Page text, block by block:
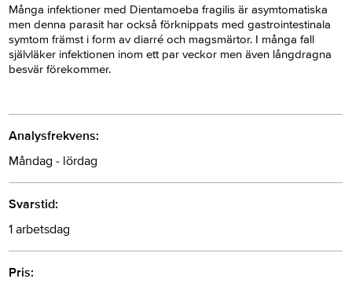
Många infektioner med Dientamoeba fragilis är asymtomatiska
men denna parasit har också förknippats med gastrointestinala
symtom främst i form av diarré och magsmärtor. I många fall
självläker infektionen inom ett par veckor men även långdragna
besvär förekommer.
Analysfrekvens:
Måndag - lördag
Svarstid:
1 arbetsdag
Pris: